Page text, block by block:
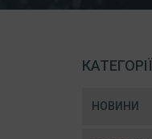
КАТЕГОРІЇ
НОВИНИ